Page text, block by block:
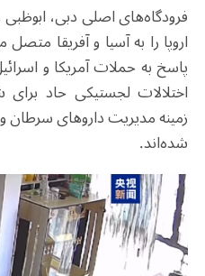
فرودگاه‌های اصلی دبی،
اروپا را به آسیا و آفریقا
پاسخ به حملات آمریکا و
اختلالات لجستیکی حاد
زمینه مدیریت داروهای
شده‌اند.